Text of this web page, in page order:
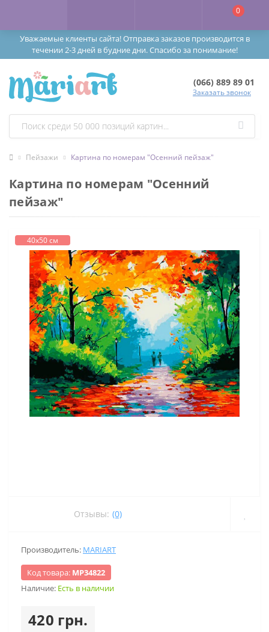
Уважаемые клиенты сайта! Отправка заказов производится в
течении 2-3 дней в будние дни. Спасибо за понимание!
0
(066) 889 89 01
Заказать звонок
Пейзажи Картина по номерам "Осенний пейзаж"
Картина по номерам "Осенний
пейзаж"
40х50 см
Отзывы: (0)
Производитель: MARIART
Код товара: МР34822
Наличие: Есть в наличии
420 грн.